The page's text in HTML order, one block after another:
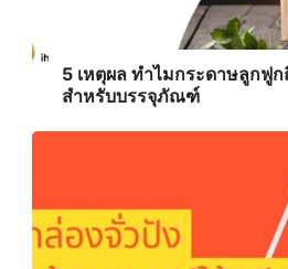
5 เหตุผล ทำไมกระดาษลูกฟู
สำหรับบรรจุภัณฑ์